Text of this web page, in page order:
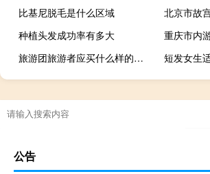
比基尼脱毛是什么区域
北京市故
种植头发成功率有多大
重庆市内
旅游团旅游者应买什么样的保险
短发女生
公告